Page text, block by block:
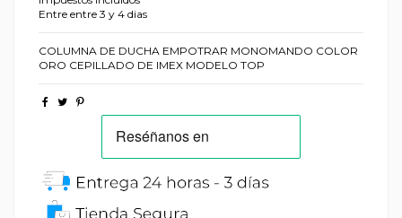
Entre entre 3 y 4 dias
COLUMNA DE DUCHA EMPOTRAR MONOMANDO COLOR
ORO CEPILLADO DE IMEX MODELO TOP